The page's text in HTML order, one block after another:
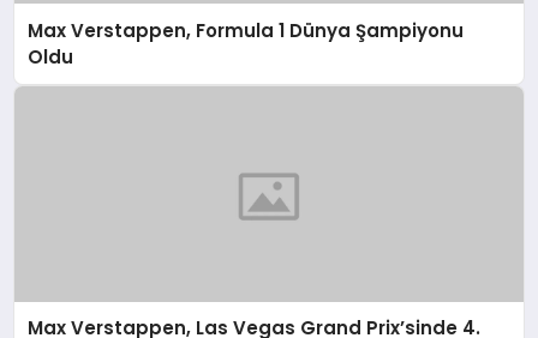
Max Verstappen, Formula 1 Dünya Şampiyonu
Oldu
Max Verstappen, Las Vegas Grand Prix’sinde 4.